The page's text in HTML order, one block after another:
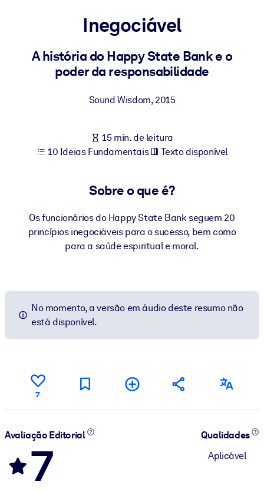
Para LMS/LXP
Leve conhecimento verificado e conciso para seu LMS/LXP para
negócios confiável e pronto para uso.
estruturado para melhorar os resultados.
Inegociável
A história do Happy State Bank e o
poder da responsabilidade
Sound Wisdom,2015
15 min. de leitura
10 Ideias Fundamentais
Texto disponível
Sobre o que é?
Os funcionários do Happy State Bank seguem 20
princípios inegociáveis para o sucesso, bem como
para a saúde espiritual e moral.
No momento, a versão em áudio deste resumo não
está disponível.
7
Avaliação Editorial
7
Qualidades
Aplicável